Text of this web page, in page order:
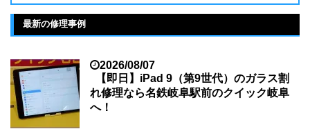
最新の修理事例
2026/08/07
【即日】iPad 9（第9世代）のガラス割
れ修理なら名鉄岐阜駅前のクイック岐阜
へ！